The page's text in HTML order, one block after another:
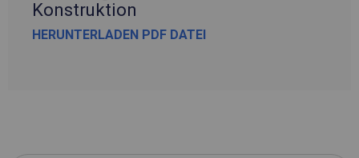
Konstruktion
HERUNTERLADEN PDF DATEI